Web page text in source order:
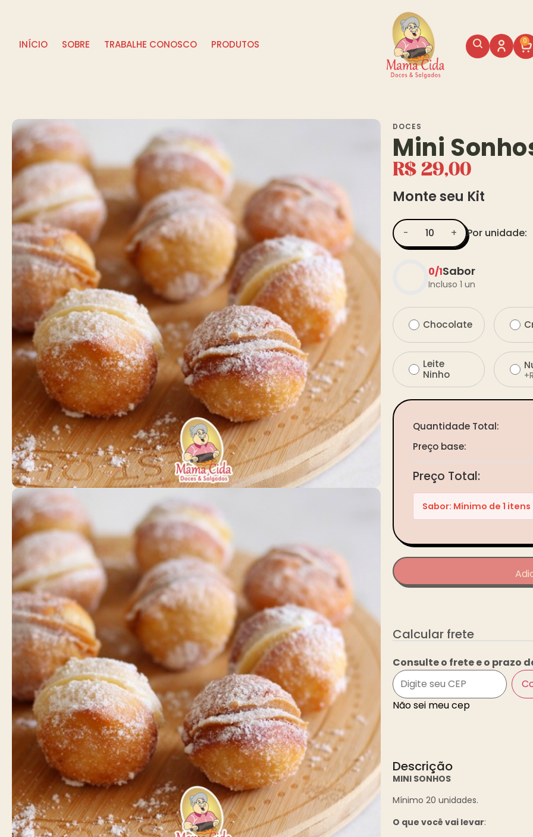
INÍCIO SOBRE TRABALHE CONOSCO PRODUTOS 0
DOCES
Mini
R$ 29,00
Monte seu Kit
- + Por unidade:
0/1Sabor
Incluso 1 un
Chocolate
Leite
Ninho
+
Quantidade Total:
Preço base:
Preço Total:
Sabor: Mínimo de 1 itens
Calcular frete
Consulte o frete e o prazo
Não sei meu cep
Descrição
MINI SONHOS
Mínimo 20 unidades.
O que você vai levar: